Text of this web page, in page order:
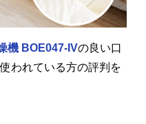
機 BOE047-IVの良い口
われている方の評判を